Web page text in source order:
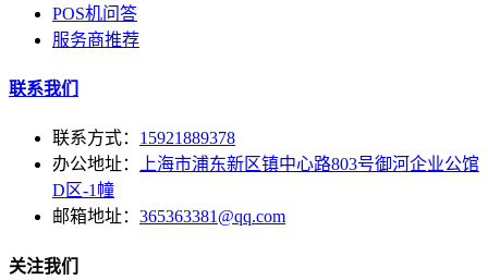
POS机问答
服务商推荐
联系我们
联系方式： 15921889378
办公地址：
上海市浦东新区镇中心路803号御河企业公馆
D区-1幢
邮箱地址： 365363381@qq.com
关注我们